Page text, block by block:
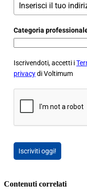
Categoria
Iscrivendoti, accetti i
privacydi Voltimum
Iscriviti oggi!
Contenuti correlati